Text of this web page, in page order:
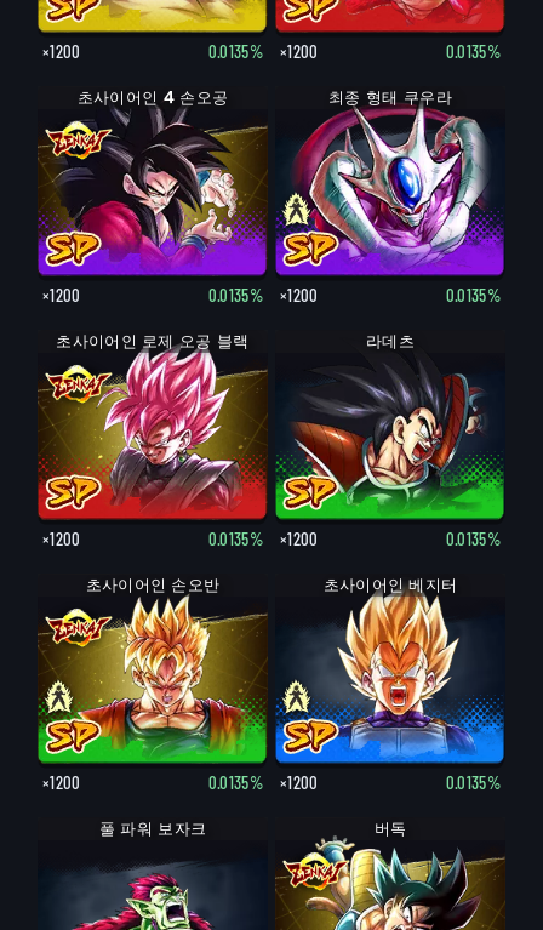
×1200 0.0135% ×1200 0.0135%
초사이어인 4 손오공
×1200 0.0135%
최종 형태 쿠우라
×1200 0.0135%
초사이어인 로제 오공 블랙
×1200 0.0135%
라데츠
×1200 0.0135%
초사이어인 손오반
×1200 0.0135%
초사이어인 베지터
×1200 0.0135%
풀 파워 보자크 버독